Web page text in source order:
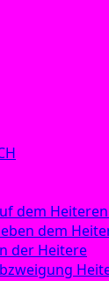
dem
dem
der Heitere